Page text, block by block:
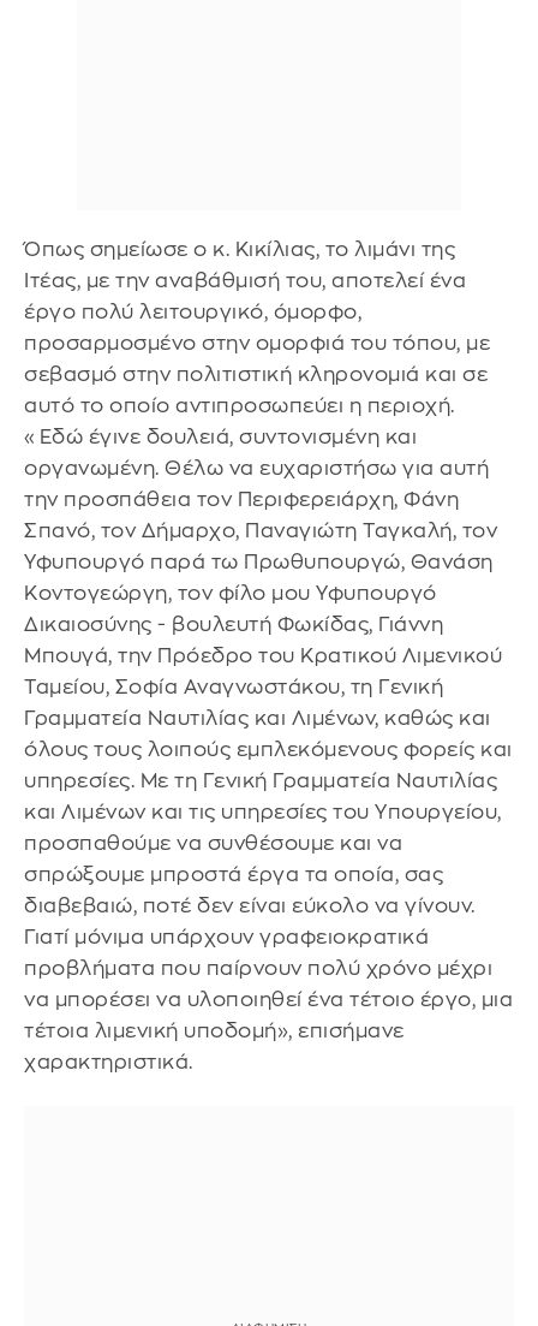
Όπως σημείωσε ο κ. Κικίλιας, το λιμάνι της
Ιτέας, με την αναβάθμισή του, αποτελεί ένα
έργο πολύ λειτουργικό, όμορφο,
προσαρμοσμένο στην ομορφιά του τόπου, με
σεβασμό στην πολιτιστική κληρονομιά και σε
αυτό το οποίο αντιπροσωπεύει η περιοχή.
«Εδώ έγινε δουλειά, συντονισμένη και
οργανωμένη. Θέλω να ευχαριστήσω για αυτή
την προσπάθεια τον Περιφερειάρχη, Φάνη
Σπανό, τον Δήμαρχο, Παναγιώτη Ταγκαλή, τον
Υφυπουργό παρά τω Πρωθυπουργώ, Θανάση
Κοντογεώργη, τον φίλο μου Υφυπουργό
Δικαιοσύνης - βουλευτή Φωκίδας, Γιάννη
Μπουγά, την Πρόεδρο του Κρατικού Λιμενικού
Ταμείου, Σοφία Αναγνωστάκου, τη Γενική
Γραμματεία Ναυτιλίας και Λιμένων, καθώς και
όλους τους λοιπούς εμπλεκόμενους φορείς και
υπηρεσίες. Με τη Γενική Γραμματεία Ναυτιλίας
και Λιμένων και τις υπηρεσίες του Υπουργείου,
προσπαθούμε να συνθέσουμε και να
σπρώξουμε μπροστά έργα τα οποία, σας
διαβεβαιώ, ποτέ δεν είναι εύκολο να γίνουν.
Γιατί μόνιμα υπάρχουν γραφειοκρατικά
προβλήματα που παίρνουν πολύ χρόνο μέχρι
να μπορέσει να υλοποιηθεί ένα τέτοιο έργο, μια
τέτοια λιμενική υποδομή», επισήμανε
χαρακτηριστικά.